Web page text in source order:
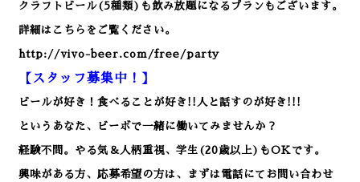
クラフトビール(5種類)も飲み放題になるプランもございます。
詳細はこちらをご覧ください。
http://vivo-beer.com/free/party
【スタッフ募集中！】
ビールが好き！食べることが好き!!人と話すのが好き!!!
というあなた、ビーボで一緒に働いてみませんか？
経験不問。やる気＆人柄重視、学生(20歳以上)もOKです。
興味がある方、応募希望の方は、まずは電話にてお問い合わせ